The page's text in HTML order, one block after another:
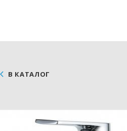
В КАТАЛОГ